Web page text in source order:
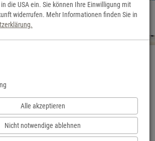
die USA ein. Sie können Ihre Einwilligung mit
widerrufen. Mehr Informationen finden Sie in
Alle akzeptieren
Nicht notwendige ablehnen
Willkommen
geht's zu unserem 3D-Rundgang
Unsere Veranstaltungen